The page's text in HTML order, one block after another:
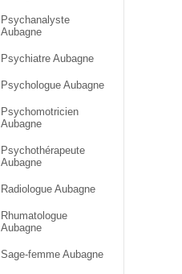
Psychanalyste
Aubagne
Psychiatre Aubagne
Psychologue Aubagne
Psychomotricien
Aubagne
Psychothérapeute
Aubagne
Radiologue Aubagne
Rhumatologue
Aubagne
Sage-femme Aubagne